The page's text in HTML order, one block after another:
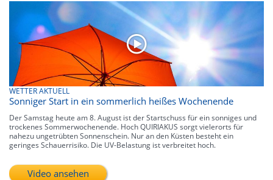
WETTER AKTUELL
Sonniger Start in ein sommerlich heißes Wochenende
Der Samstag heute am 8. August ist der Startschuss für ein sonniges und
trockenes Sommerwochenende. Hoch QUIRIAKUS sorgt vielerorts für
nahezu ungetrübten Sonnenschein. Nur an den Küsten besteht ein
geringes Schauerrisiko. Die UV-Belastung ist verbreitet hoch.
Video ansehen